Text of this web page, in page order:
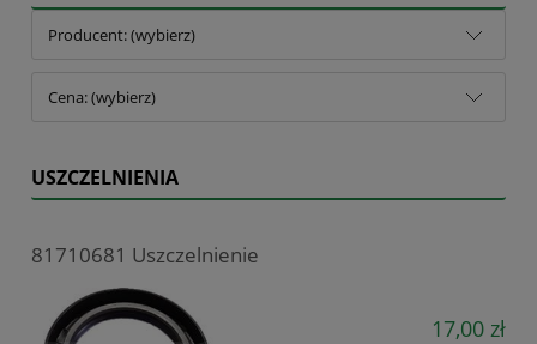
Producent: (wybierz)
Cena: (wybierz)
USZCZELNIENIA
81710681 Uszczelnienie
17,00 zł